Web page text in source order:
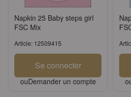
Napkin 25 Baby steps girl
FSC Mix
Article: 12509415
Se connecter
ouDemander un compte